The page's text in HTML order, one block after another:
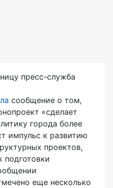
пресс-служба
сообщение о том,
«сделает
города более
импульс к развитию
проектов,
подготовки
еще несколько